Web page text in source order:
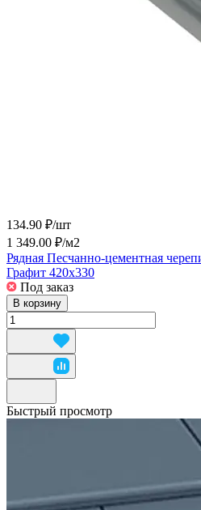
134.90 ₽/шт
1 349.00 ₽/м2
Рядная Песчанно-цементная
Графит 420х330
Под заказ
В корзину
Быстрый просмотр